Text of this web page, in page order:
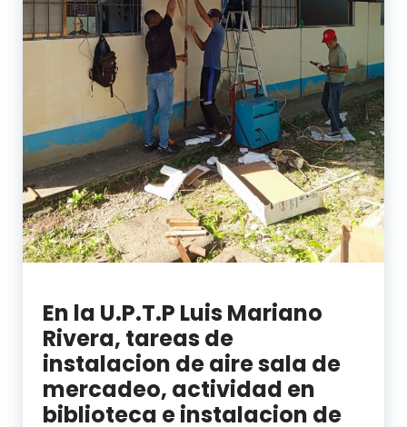
En la U.P.T.P Luis Mariano
Rivera, tareas de
instalacion de aire sala de
mercadeo, actividad en
biblioteca e instalacion de